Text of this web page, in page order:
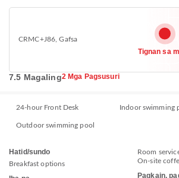
CRMC+J86, Gafsa
Tignan sa
7.5 Magaling2 Mga Pagsusuri
24-hour Front Desk Indoor swimming
Outdoor swimming pool
Hatid/sundo
Breakfast options
Room
On-site
Pagkain,